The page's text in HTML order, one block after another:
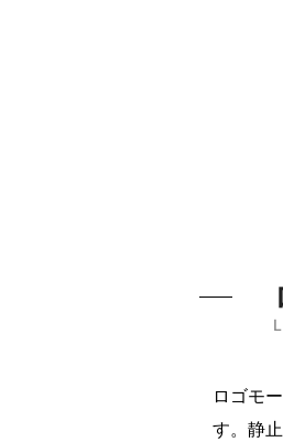
ロゴモ
す。静